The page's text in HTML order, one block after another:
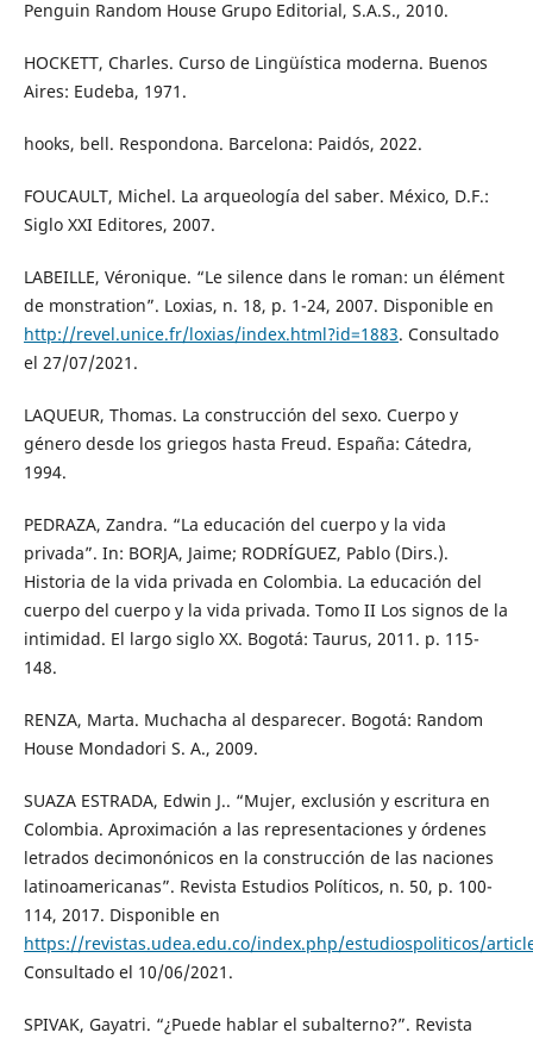
Penguin Random House Grupo Editorial, S.A.S., 2010.
HOCKETT, Charles. Curso de Lingüística moderna. Buenos
Aires: Eudeba, 1971.
hooks, bell. Respondona. Barcelona: Paidós, 2022.
FOUCAULT, Michel. La arqueología del saber. México, D.F.:
Siglo XXI Editores, 2007.
LABEILLE, Véronique. “Le silence dans le roman: un élément
de monstration”. Loxias, n. 18, p. 1-24, 2007. Disponible en
http://revel.unice.fr/loxias/index.html?id=1883. Consultado
el 27/07/2021.
LAQUEUR, Thomas. La construcción del sexo. Cuerpo y
género desde los griegos hasta Freud. España: Cátedra,
1994.
PEDRAZA, Zandra. “La educación del cuerpo y la vida
privada”. In: BORJA, Jaime; RODRÍGUEZ, Pablo (Dirs.).
Historia de la vida privada en Colombia. La educación del
cuerpo del cuerpo y la vida privada. Tomo II Los signos de la
intimidad. El largo siglo XX. Bogotá: Taurus, 2011. p. 115-
148.
RENZA, Marta. Muchacha al desparecer. Bogotá: Random
House Mondadori S. A., 2009.
SUAZA ESTRADA, Edwin J.. “Mujer, exclusión y escritura en
Colombia. Aproximación a las representaciones y órdenes
letrados decimonónicos en la construcción de las naciones
latinoamericanas”. Revista Estudios Políticos, n. 50, p. 100-
114, 2017. Disponible en
https://revistas.udea.edu.co/index.php/estudiospoliticos/
Consultado el 10/06/2021.
SPIVAK, Gayatri. “¿Puede hablar el subalterno?”. Revista